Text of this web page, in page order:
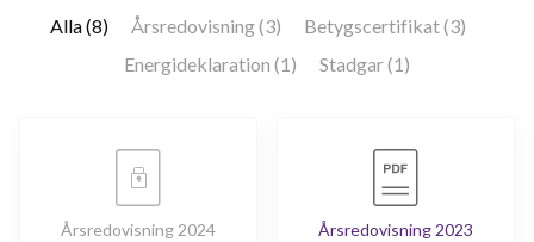
Alla (8)
Årsredovisning (3)
Betygscertifikat (3)
Energideklaration (1)
Stadgar (1)
Årsredovisning 2024 Årsredovisning 2023